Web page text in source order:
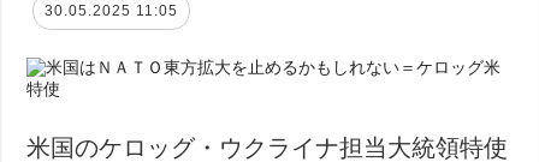
政治
経済・復興
社会・文化
30.05.2025 11:05
米国のケロッグ・ウクライナ担当大統領特使